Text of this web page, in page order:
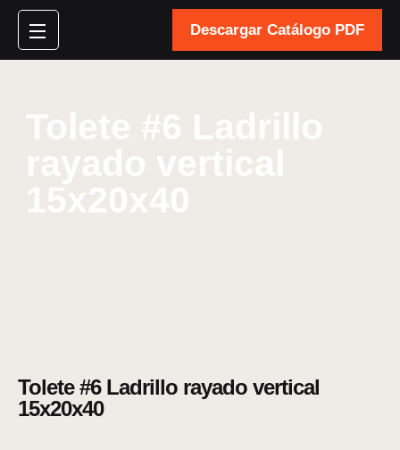
Descargar Catálogo PDF
Tolete #6 Ladrillo
rayado vertical
15x20x40
Tolete #6 Ladrillo rayado vertical
15x20x40